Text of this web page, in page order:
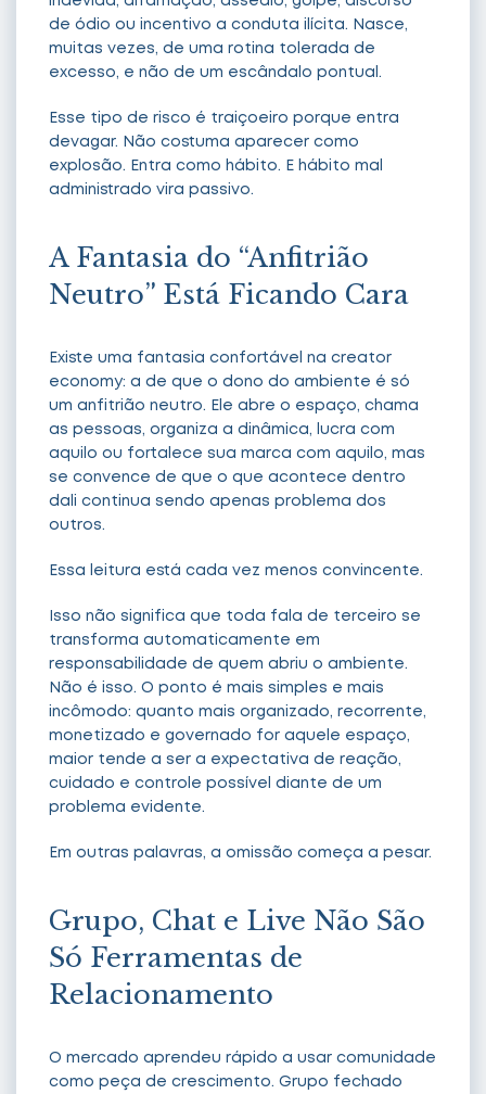
de ódio ou incentivo a conduta ilícita. Nasce,
muitas vezes, de uma rotina tolerada de
excesso, e não de um escândalo pontual.
Esse tipo de risco é traiçoeiro porque entra
devagar. Não costuma aparecer como
explosão. Entra como hábito. E hábito mal
administrado vira passivo.
A Fantasia do “Anfitrião
Neutro” Está Ficando Cara
Existe uma fantasia confortável na creator
economy: a de que o dono do ambiente é só
um anfitrião neutro. Ele abre o espaço, chama
as pessoas, organiza a dinâmica, lucra com
aquilo ou fortalece sua marca com aquilo, mas
se convence de que o que acontece dentro
dali continua sendo apenas problema dos
outros.
Essa leitura está cada vez menos convincente.
Isso não significa que toda fala de terceiro se
transforma automaticamente em
responsabilidade de quem abriu o ambiente.
Não é isso. O ponto é mais simples e mais
incômodo: quanto mais organizado, recorrente,
monetizado e governado for aquele espaço,
maior tende a ser a expectativa de reação,
cuidado e controle possível diante de um
problema evidente.
Em outras palavras, a omissão começa a pesar.
Grupo, Chat e Live Não São
Só Ferramentas de
Relacionamento
O mercado aprendeu rápido a usar comunidade
como peça de crescimento. Grupo fechado